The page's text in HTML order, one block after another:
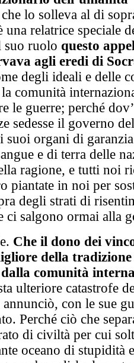
lo solleva al di
relatrice speciale
suo ruolo questo
agli eredi di
degli ideali e delle
comunità
le guerre; perché
sedesse il governo
suoi organi di
e di terra delle
ragione, e tutti noi
piantate in noi per
degli strati di
ci salgono ormai alla
Che il dono dei
della tradizione
comunità
ulteriore catastrofe
con le sue
Perché ciò che
di civiltà per cui
oceano di stupidità